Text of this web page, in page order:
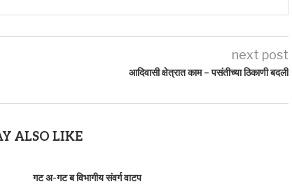
next post
आदिवासी क्षेत्रात काम – पसंतीच्या ठिकाणी बदली
ALSO LIKE
गट अ-गट ब विभागीय संवर्ग वाटप